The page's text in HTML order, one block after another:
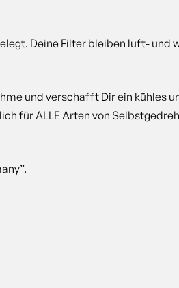
Deine Filter bleiben luft-
und verschafft Dir ein kühles
für ALLE Arten von